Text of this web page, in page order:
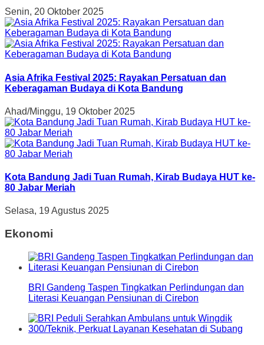
Senin, 20 Oktober 2025
Asia Afrika Festival 2025: Rayakan Persatuan dan
Keberagaman Budaya di Kota Bandung
Ahad/Minggu, 19 Oktober 2025
Kota Bandung Jadi Tuan Rumah, Kirab Budaya HUT ke-
80 Jabar Meriah
Selasa, 19 Agustus 2025
Ekonomi
BRI Gandeng Taspen Tingkatkan Perlindungan dan
Literasi Keuangan Pensiunan di Cirebon